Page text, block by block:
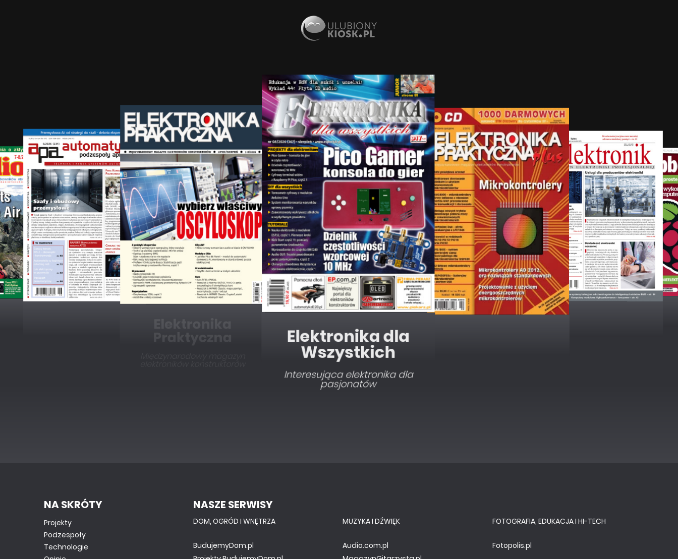
Elektronika dla
Wszystkich
Interesująca elektronika dla
pasjonatów
NA SKRÓTY
Projekty
Podzespoły
Technologie
NASZE SERWISY
DOM, OGRÓD I WNĘTRZA
BudujemyDom.pl
MUZYKA I DŹWIĘK
Audio.com.pl
FOTOGRAFIA, EDUKACJA I HI-TECH
Fotopolis.pl